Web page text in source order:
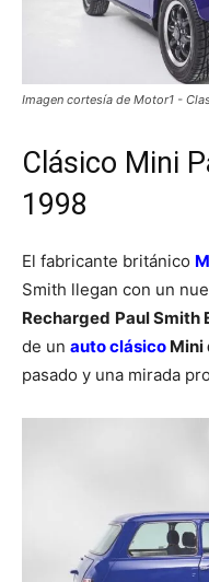
Imagen cortesía de Motor1 -
Clásico Mini
1998
El fabricante británico
Smith llegan con un
Recharged Paul Smith
de un auto clásico Mini
pasado y una mirada